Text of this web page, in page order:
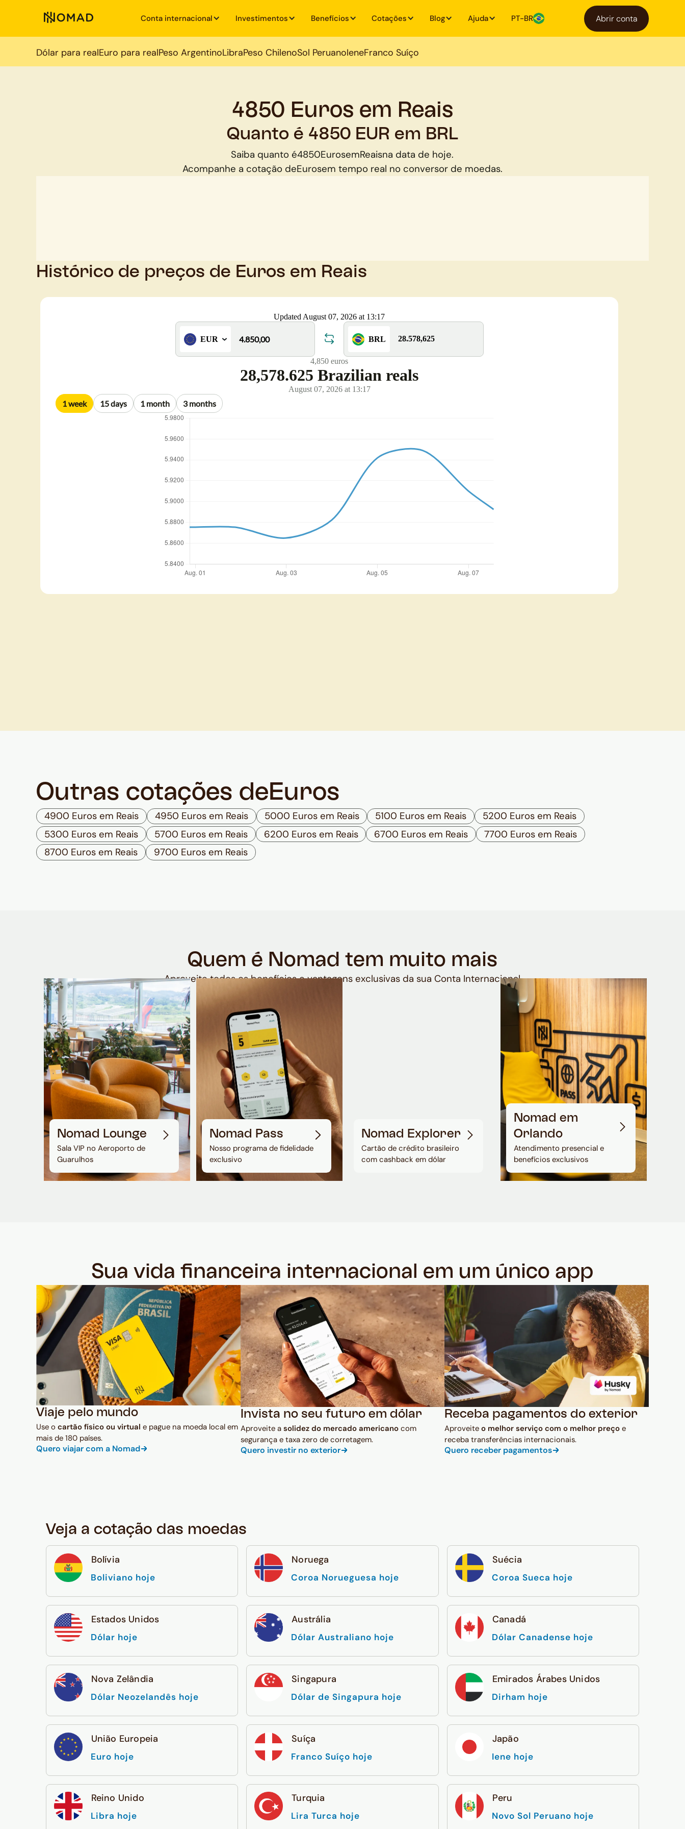
Conta internacional Investimentos Benefícios Cotações Blog Ajuda PT-BR Abrir conta
Dólar para realEuro para realPeso ArgentinoLibraPeso ChilenoSol PeruanoIeneFranco Suíço
4850 Euros em Reais
Quanto é 4850 EUR em BRL
Saiba quanto é4850EurosemReaisna data de hoje.
Acompanhe a cotação deEurosem tempo real no conversor de moedas.
Histórico de preços de Euros em Reais
Outras cotações de Euros
4900 Euros em Reais 4950 Euros em Reais 5000 Euros em Reais 5100 Euros em Reais
5200 Euros em Reais
5300 Euros em Reais
5700 Euros em Reais 6200 Euros em Reais 6700 Euros em Reais
7700 Euros em Reais
8700 Euros em Reais
9700 Euros em Reais
Quem é Nomad tem muito mais
Aproveite todos os benefícios e vantagens exclusivas da sua Conta Internacional
Nomad Lounge
Sala VIP no Aeroporto de
Guarulhos
Nomad Pass
Nosso programa de fidelidade
exclusivo
Nomad Explorer
Cartão de crédito brasileiro
com cashback em dólar
Nomad em
Orlando
Atendimento presencial e
benefícios exclusivos
Sua vida financeira internacional em um único app
Viaje pelo mundo
Use o cartão físico ou virtual e pague na moeda local em
mais de 180 países.
Quero viajar com a Nomad
Invista no seu futuro em dólar
Aproveite a solidez do mercado americanocom
segurança e taxa zero de corretagem.
Quero investir no exterior
Receba pagamentos do exterior
Aproveiteo melhor serviço com o melhor preço e
receba transferências internacionais.
Quero receber pagamentos
Veja a cotação das moedas
Bolívia
Boliviano hoje
Noruega
Coroa Norueguesa hoje
Suécia
Coroa Sueca hoje
Estados Unidos
Dólar hoje
Austrália
Dólar Australiano hoje
Canadá
Dólar Canadense hoje
Nova Zelândia
Dólar Neozelandês hoje
Singapura
Dólar de Singapura hoje
Emirados Árabes Unidos
Dirham hoje
União Europeia
Euro hoje
Suíça
Franco Suíço hoje
Japão
Iene hoje
Reino Unido
Libra hoje
Turquia
Lira Turca hoje
Peru
Novo Sol Peruano hoje